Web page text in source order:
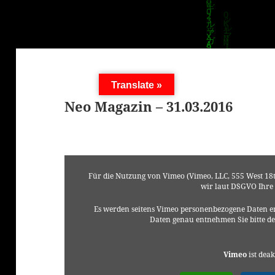
Neo Magazin – 31.03.2016
Für die Nutzung von Vimeo (Vimeo, LLC, 555 West
wir laut DSGVO
Es werden seitens Vimeo personenbezogene
Daten genau entnehmen Sie bitte
Vimeoist
Translate »